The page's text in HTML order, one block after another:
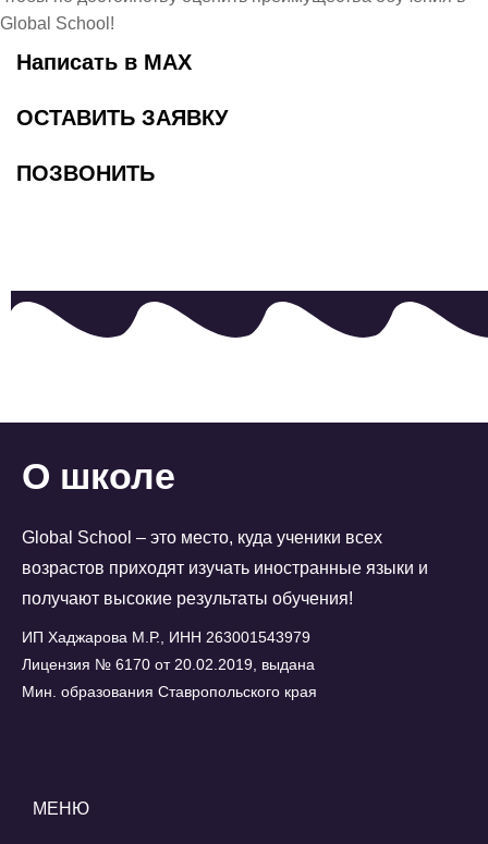
Global School!
Написать в МАХ
ОСТАВИТЬ ЗАЯВКУ
ПОЗВОНИТЬ
О школе
Global School – это место, куда ученики всех
возрастов приходят изучать иностранные языки и
получают высокие результаты обучения!
ИП Хаджарова М.Р., ИНН 263001543979
Лицензия № 6170 от 20.02.2019, выдана
Мин. образования Ставропольского края
МЕНЮ